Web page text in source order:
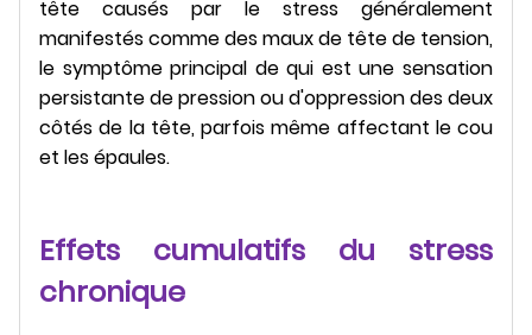
tête causés par le stress généralement
manifestés comme des maux de tête de tension,
le symptôme principal de qui est une sensation
persistante de pression ou d'oppression des deux
côtés de la tête, parfois même affectant le cou
et les épaules.
Effets cumulatifs du stress
chronique